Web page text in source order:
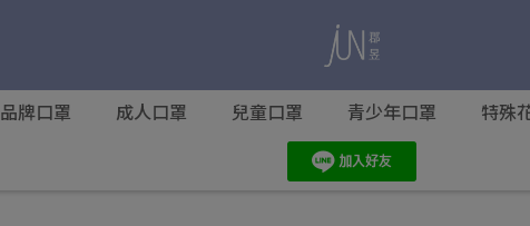
品牌口罩 成人口罩 兒童口罩 青少年口罩 特殊